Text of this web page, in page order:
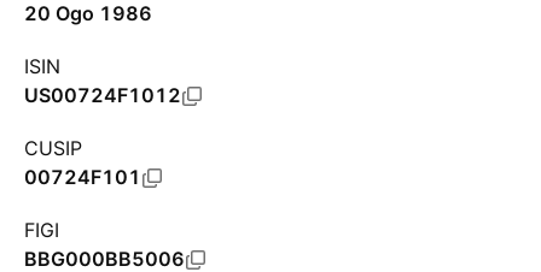
20 Ogo 1986
ISIN
US00724F1012
CUSIP
00724F101
FIGI
BBG000BB5006